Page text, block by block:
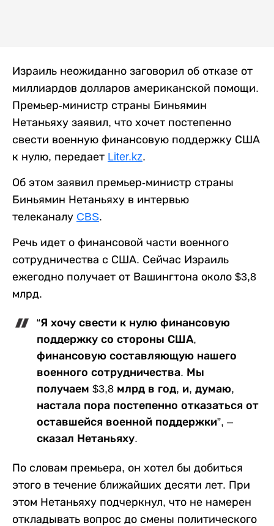
Израиль неожиданно заговорил об отказе от
миллиардов долларов американской помощи.
Премьер-министр страны Биньямин
Нетаньяху заявил, что хочет постепенно
свести военную финансовую поддержку США
к нулю, передает Liter.kz.
Об этом заявил премьер-министр страны
Биньямин Нетаньяху в интервью
телеканалу CBS.
Речь идет о финансовой части военного
сотрудничества с США. Сейчас Израиль
ежегодно получает от Вашингтона около $3,8
млрд.
“Я хочу свести к нулю финансовую
поддержку со стороны США,
финансовую составляющую нашего
военного сотрудничества. Мы
получаем $3,8 млрд в год, и, думаю,
настала пора постепенно отказаться от
оставшейся военной поддержки”, –
сказал Нетаньяху.
По словам премьера, он хотел бы добиться
этого в течение ближайших десяти лет. При
этом Нетаньяху подчеркнул, что не намерен
откладывать вопрос до смены политического